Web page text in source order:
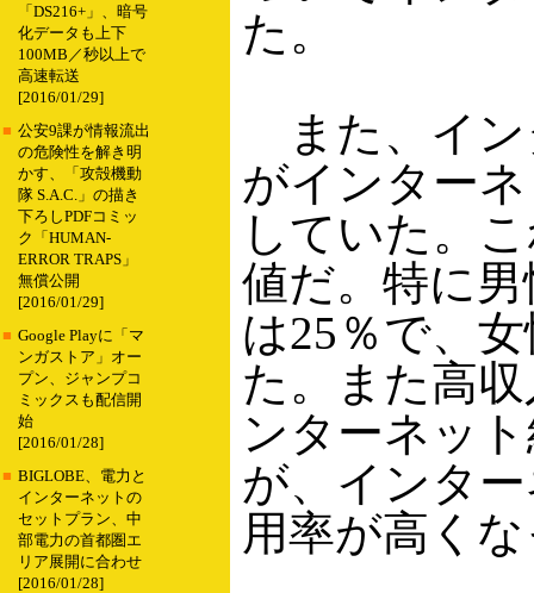
「DS216+」、暗号
化データも上下
100MB／秒以上で
高速転送
[2016/01/29]
■ 公安9課が情報流出
の危険性を解き明
かす、「攻殻機動
隊 S.A.C.」の描き
下ろしPDFコミッ
ク「HUMAN-
ERROR TRAPS」
無償公開
[2016/01/29]
■ Google Playに「マ
ンガストア」オー
プン、ジャンプコ
ミックスも配信開
始
[2016/01/28]
■ BIGLOBE、電力と
インターネットの
セットプラン、中
部電力の首都圏エ
リア展開に合わせ
[2016/01/28]
た。
また、イン
がインター
していた。
値だ。特に
は25％で、
た。また高
ンターネッ
が、インタ
用率が高く